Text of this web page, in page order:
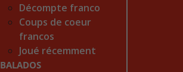
Décompte franco
Coups de coeur
francos
Joué récemment
BALADOS